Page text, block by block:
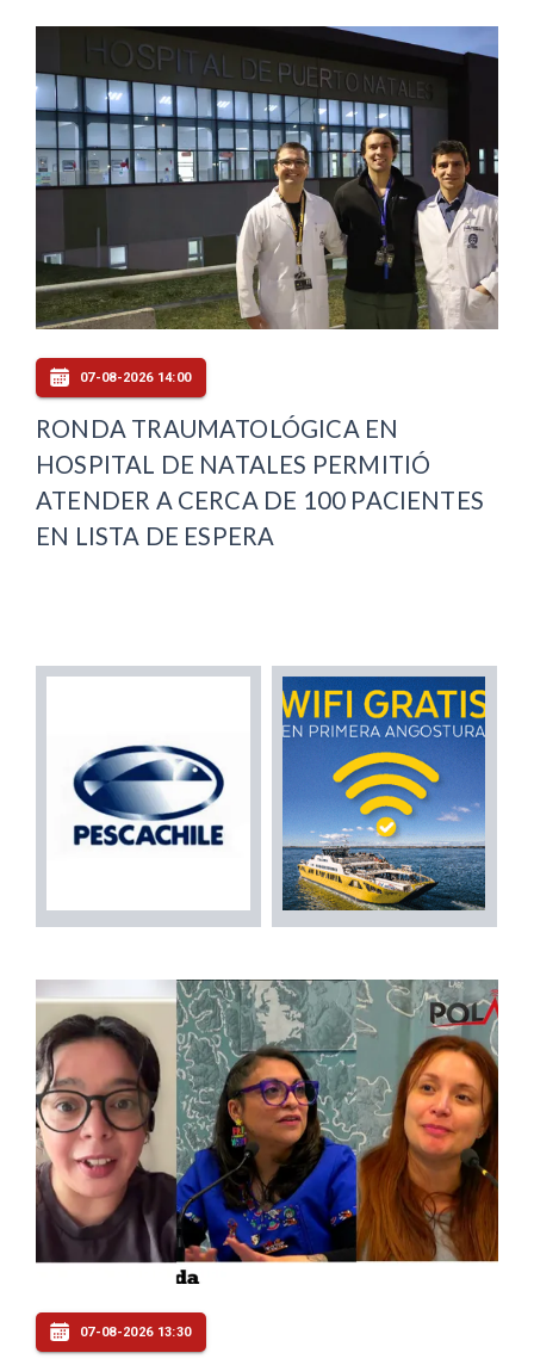
07-08-2026 14:00
RONDA TRAUMATOLÓGICA EN
HOSPITAL DE NATALES PERMITIÓ
ATENDER A CERCA DE 100 PACIENTES
EN LISTA DE ESPERA
07-08-2026 13:30